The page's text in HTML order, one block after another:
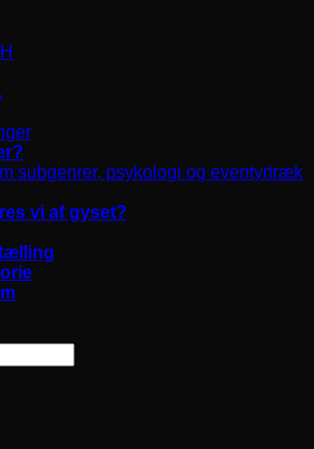
subgenrer, psykologi og eventyrtræk
vi af gyset?